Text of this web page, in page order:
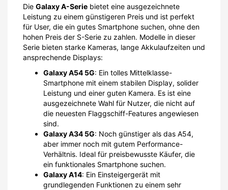
Die Galaxy A-Serie bietet eine ausgezeichnete
Leistung zu einem günstigeren Preis und ist perfekt
für User, die ein gutes Smartphone suchen, ohne den
hohen Preis der S-Serie zu zahlen. Modelle in dieser
Serie bieten starke Kameras, lange Akkulaufzeiten und
ansprechende Displays:
Galaxy A54 5G: Ein tolles Mittelklasse-
Smartphone mit einem stabilen Display, solider
Leistung und einer guten Kamera. Es ist eine
ausgezeichnete Wahl für Nutzer, die nicht auf
die neuesten Flaggschiff-Features angewiesen
sind.
Galaxy A34 5G: Noch günstiger als das A54,
aber immer noch mit gutem Performance-
Verhältnis. Ideal für preisbewusste Käufer, die
ein funktionales Smartphone suchen.
Galaxy A14: Ein Einsteigergerät mit
grundlegenden Funktionen zu einem sehr